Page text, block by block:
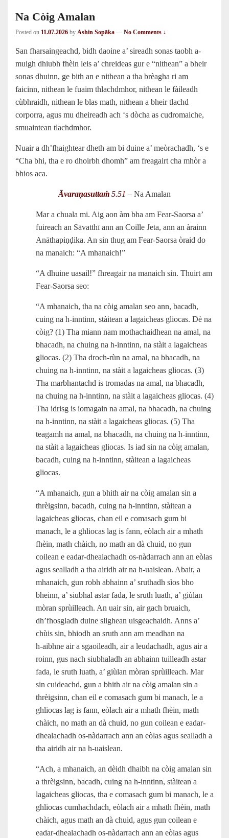
Na Còig Amalan
Posted on 11.07.2026 by Ashin Sopāka — No Comments ↓
San fharsaingeachd, bidh daoine a’ sireadh sonas taobh a-
muigh dhiubh fhèin leis a’ chreideas gur e “nithean” a bheir
sonas dhuinn, ge bith an e nithean a tha brèagha ri am
faicinn, nithean le fuaim thlachdmhor, nithean le fàileadh
cùbhraidh, nithean le blas math, nithean a bheir tlachd
corporra, agus mu dheireadh ach ‘s dòcha as cudromaiche,
smuaintean tlachdmhor.
Nuair a dh’fhaightear dheth am bi duine a’ meòrachadh, ‘s e
“Cha bhi, tha e ro dhoirbh dhomh” am freagairt cha mhòr a
bhios aca.
Āvaraṇasuttaṁ 5.51 – Na Amalan
Mar a chuala mi. Aig aon àm bha am Fear-Saorsa a’
fuireach an Sāvatthī ann an Coille Jeta, ann an àrainn
Anāthapiṇḍika. An sin thug am Fear-Saorsa òraid do
na manaich: “A mhanaich!”
“A dhuine uasail!” fhreagair na manaich sin. Thuirt am
Fear-Saorsa seo:
“A mhanaich, tha na còig amalan seo ann, bacadh,
cuing na h‑inntinn, stàitean a lagaicheas gliocas. Dè na
còig? (1) Tha miann nam mothachaidhean na amal, na
bhacadh, na chuing na h‑inntinn, na stàit a lagaicheas
gliocas. (2) Tha droch-rùn na amal, na bhacadh, na
chuing na h‑inntinn, na stàit a lagaicheas gliocas. (3)
Tha marbhantachd is tromadas na amal, na bhacadh,
na chuing na h‑inntinn, na stàit a lagaicheas gliocas. (4)
Tha idrisg is iomagain na amal, na bhacadh, na chuing
na h‑inntinn, na stàit a lagaicheas gliocas. (5) Tha
teagamh na amal, na bhacadh, na chuing na h‑inntinn,
na stàit a lagaicheas gliocas. Is iad sin na còig amalan,
bacadh, cuing na h‑inntinn, stàitean a lagaicheas
gliocas.
“A mhanaich, gun a bhith air na còig amalan sin a
thrèigsinn, bacadh, cuing na h‑inntinn, stàitean a
lagaicheas gliocas, chan eil e comasach gum bi
manach, le a ghliocas lag is fann, eòlach air a mhath
fhèin, math chàich, no math an dà chuid, no gun
coilean e eadar-dhealachadh os-nàdarrach ann an eòlas
agus sealladh a tha airidh air na h‑uaislean. Abair, a
mhanaich, gun robh abhainn a’ sruthadh sìos bho
bheinn, a’ siubhal astar fada, le sruth luath, a’ giùlan
mòran sprùilleach. An uair sin, air gach bruaich,
dh’fhosgladh duine slighean uisgeachaidh. Anns a’
chùis sin, bhiodh an sruth ann am meadhan na
h‑aibhne air a sgaoileadh, air a leudachadh, agus air a
roinn, gus nach siubhaladh an abhainn tuilleadh astar
fada, le sruth luath, a’ giùlan mòran sprùilleach. Mar
sin cuideachd, gun a bhith air na còig amalan sin a
thrèigsinn, chan eil e comasach gum bi manach, le a
ghliocas lag is fann, eòlach air a mhath fhèin, math
chàich, no math an dà chuid, no gun coilean e eadar-
dhealachadh os-nàdarrach ann an eòlas agus sealladh a
tha airidh air na h‑uaislean.
“Ach, a mhanaich, an dèidh dhaibh na còig amalan sin
a thrèigsinn, bacadh, cuing na h‑inntinn, stàitean a
lagaicheas gliocas, tha e comasach gum bi manach, le a
ghliocas cumhachdach, eòlach air a mhath fhèin, math
chàich, agus math an dà chuid, agus gun coilean e
eadar-dhealachadh os-nàdarrach ann an eòlas agus